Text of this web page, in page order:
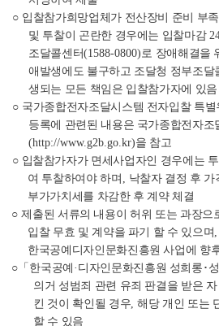
○ 입찰참가희망업체가 전산장비 준비 부
및 투찰이 곤란한 경우에는 입찰마감
조달콜센터(1588-0800) 로 장애해결을
애발생에도 불구하고 조달청 정부조
생되는 모든 책임은 입찰참가자에 있음
○ 국가종합전자조달시스템 전자입찰 특
등록에 관련된 내용은 국가종합전자조
(http://www.g2b.go.kr)을 참고
○ 입찰참가자가 면세사업자인 경우에는
여 투찰하여야 하며
낙찰자 결정 후 가
부가가치세를 차감한 후 계약 체결
○제출된 서류의 내용이 허위 또는 과장으
입찰 무효 및 계약을 파기 할 수 있으며
한국공예디자인문화진흥원 사업에 향
○「 한국공예 · 디자인문화진흥원 성희롱 ･
의거 성범죄 관련 유죄 판결을 받은
킨 것이 확인될 경우 ,해당 개인 또는
할 수 있음